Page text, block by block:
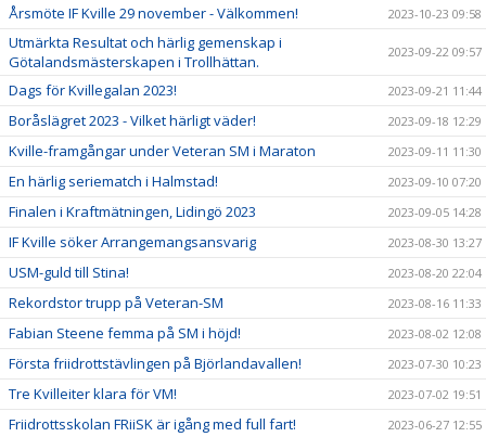
Årsmöte IF Kville 29 november - Välkommen! 2023-10-23 09:58
Utmärkta Resultat och härlig gemenskap i
Götalandsmästerskapen i Trollhättan.
2023-09-22 09:57
Dags för Kvillegalan 2023! 2023-09-21 11:44
Boråslägret 2023 - Vilket härligt väder! 2023-09-18 12:29
Kville-framgångar under Veteran SM i Maraton 2023-09-11 11:30
En härlig seriematch i Halmstad! 2023-09-10 07:20
Finalen i Kraftmätningen, Lidingö 2023 2023-09-05 14:28
IF Kville söker Arrangemangsansvarig 2023-08-30 13:27
USM-guld till Stina! 2023-08-20 22:04
Rekordstor trupp på Veteran-SM 2023-08-16 11:33
Fabian Steene femma på SM i höjd! 2023-08-02 12:08
Första friidrottstävlingen på Björlandavallen! 2023-07-30 10:23
Tre Kvilleiter klara för VM! 2023-07-02 19:51
Friidrottsskolan FRiiSK är igång med full fart! 2023-06-27 12:55